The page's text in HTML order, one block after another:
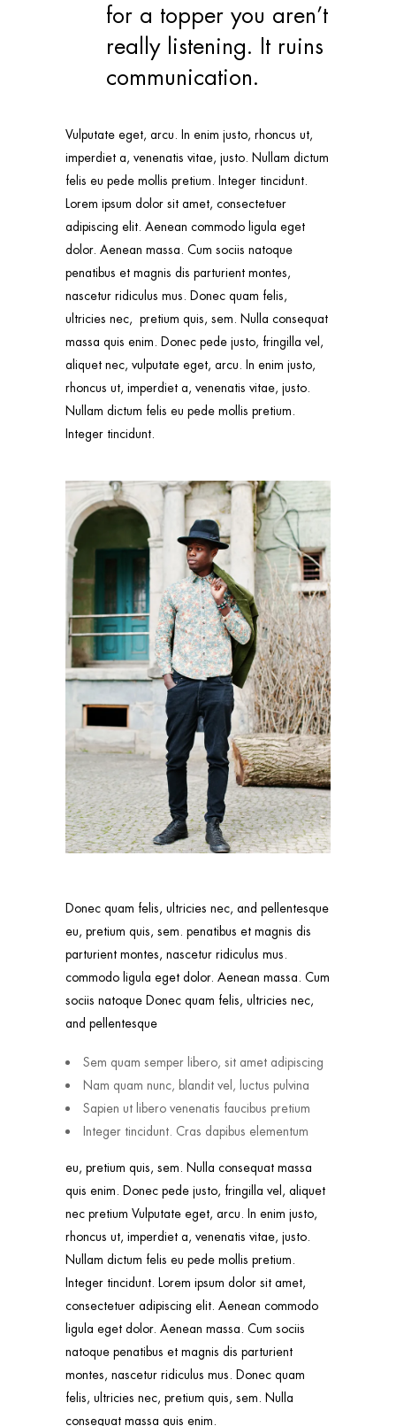
for a topper you aren’t
really listening. It ruins
communication.
Vulputate eget, arcu. In enim justo, rhoncus ut,
imperdiet a, venenatis vitae, justo. Nullam dictum
felis eu pede mollis pretium. Integer tincidunt.
Lorem ipsum dolor sit amet, consectetuer
adipiscing elit. Aenean commodo ligula eget
dolor. Aenean massa. Cum sociis natoque
penatibus et magnis dis parturient montes,
nascetur ridiculus mus. Donec quam felis,
ultricies nec, pretium quis, sem. Nulla consequat
massa quis enim. Donec pede justo, fringilla vel,
aliquet nec, vulputate eget, arcu. In enim justo,
rhoncus ut, imperdiet a, venenatis vitae, justo.
Nullam dictum felis eu pede mollis pretium.
Integer tincidunt.
Donec quam felis, ultricies nec, and pellentesque
eu, pretium quis, sem. penatibus et magnis dis
parturient montes, nascetur ridiculus mus.
commodo ligula eget dolor. Aenean massa. Cum
sociis natoque Donec quam felis, ultricies nec,
and pellentesque
Sem quam semper libero, sit amet adipiscing
Nam quam nunc, blandit vel, luctus pulvina
Sapien ut libero venenatis faucibus pretium
Integer tincidunt. Cras dapibus elementum
eu, pretium quis, sem. Nulla consequat massa
quis enim. Donec pede justo, fringilla vel, aliquet
nec pretium Vulputate eget, arcu. In enim justo,
rhoncus ut, imperdiet a, venenatis vitae, justo.
Nullam dictum felis eu pede mollis pretium.
Integer tincidunt. Lorem ipsum dolor sit amet,
consectetuer adipiscing elit. Aenean commodo
ligula eget dolor. Aenean massa. Cum sociis
natoque penatibus et magnis dis parturient
montes, nascetur ridiculus mus. Donec quam
felis, ultricies nec, pretium quis, sem. Nulla
consequat massa quis enim.